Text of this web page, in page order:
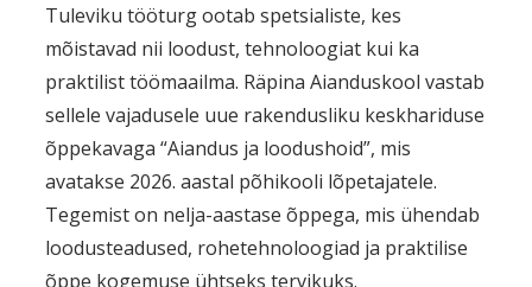
Tuleviku tööturg ootab spetsialiste, kes
mõistavad nii loodust, tehnoloogiat kui ka
praktilist töömaailma. Räpina Aianduskool vastab
sellele vajadusele uue rakendusliku keskhariduse
õppekavaga “Aiandus ja loodushoid”, mis
avatakse 2026. aastal põhikooli lõpetajatele.
Tegemist on nelja-aastase õppega, mis ühendab
loodusteadused, rohetehnoloogiad ja praktilise
õppe kogemuse ühtseks tervikuks.